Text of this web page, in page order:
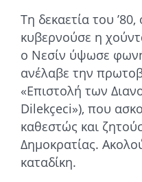
Τη δεκαετία του
κυβερνούσε η
ο Νεσίν ύψωσε
ανέλαβε την
«Επιστολή των
Dilekçeci»), που
καθεστώς και
Δημοκρατίας.
καταδίκη.